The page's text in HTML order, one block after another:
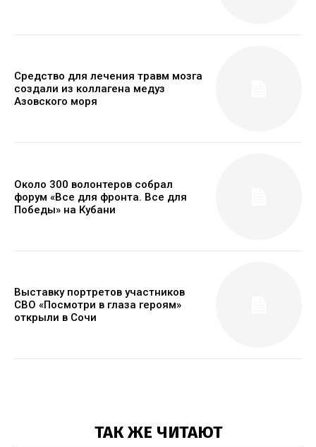
Средство для лечения травм мозга
создали из коллагена медуз
Азовского моря
Около 300 волонтеров собрал
форум «Все для фронта. Все для
Победы» на Кубани
Выставку портретов участников
СВО «Посмотри в глаза героям»
открыли в Сочи
ТАК ЖЕ ЧИТАЮТ